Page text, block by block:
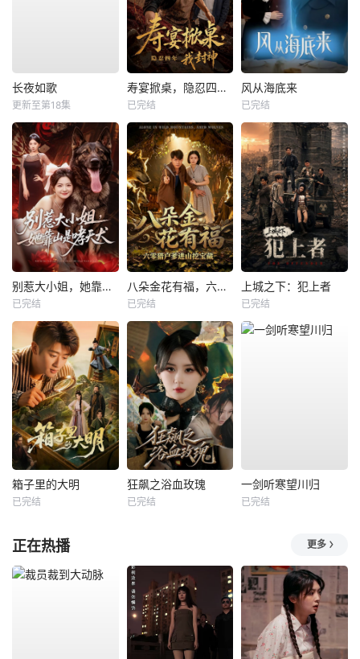
长夜如歌
更新至第18集
寿宴掀桌，隐忍四年我封神
已完结
风从海底来
已完结
别惹大小姐，她靠山是哮天犬
已完结
八朵金花有福，六零猎户爹进山挖宝藏
已完结
上城之下：犯上者
已完结
箱子里的大明
已完结
狂飙之浴血玫瑰
已完结
一剑听寒望川归
已完结
正在热播 更多